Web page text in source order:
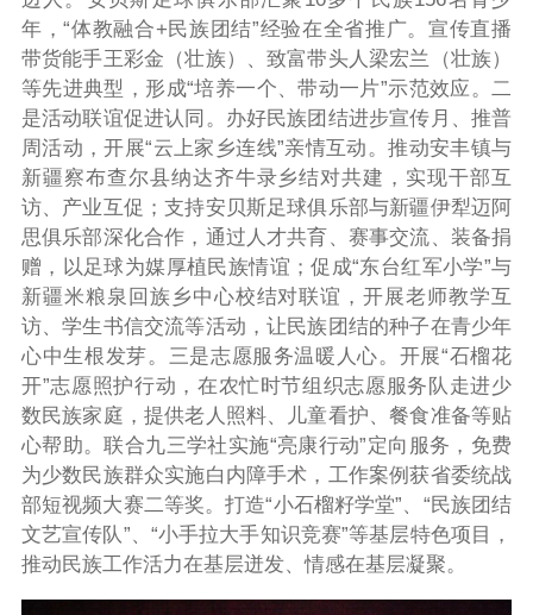
年，“体教融合+民族团结”经验在全省推广。宣传直播
带货能手王彩金（壮族）、致富带头人梁宏兰（壮族）
等先进典型，形成“培养一个、带动一片”示范效应。二
是活动联谊促进认同。办好民族团结进步宣传月、推普
周活动，开展“云上家乡连线”亲情互动。推动安丰镇与
新疆察布查尔县纳达齐牛录乡结对共建，实现干部互
访、产业互促；支持安贝斯足球俱乐部与新疆伊犁迈阿
思俱乐部深化合作，通过人才共育、赛事交流、装备捐
赠，以足球为媒厚植民族情谊；促成“东台红军小学”与
新疆米粮泉回族乡中心校结对联谊，开展老师教学互
访、学生书信交流等活动，让民族团结的种子在青少年
心中生根发芽。三是志愿服务温暖人心。开展“石榴花
开”志愿照护行动，在农忙时节组织志愿服务队走进少
数民族家庭，提供老人照料、儿童看护、餐食准备等贴
心帮助。联合九三学社实施“亮康行动”定向服务，免费
为少数民族群众实施白内障手术，工作案例获省委统战
部短视频大赛二等奖。打造“小石榴籽学堂”、“民族团结
文艺宣传队”、“小手拉大手知识竞赛”等基层特色项目，
推动民族工作活力在基层迸发、情感在基层凝聚。